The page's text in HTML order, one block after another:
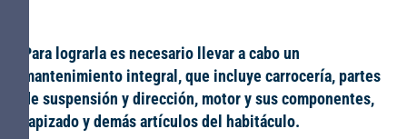
Para lograrla es necesario llevar a cabo un
mantenimiento integral, que incluye carrocería, partes
de suspensión y dirección, motor y sus componentes,
tapizado y demás artículos del habitáculo.